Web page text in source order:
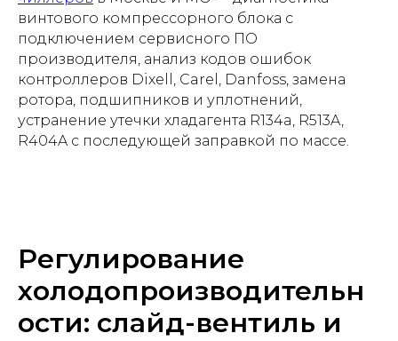
винтового компрессорного блока с
подключением сервисного ПО
производителя, анализ кодов ошибок
контроллеров Dixell, Carel, Danfoss, замена
ротора, подшипников и уплотнений,
устранение утечки хладагента R134a, R513A,
R404A с последующей заправкой по массе.
Регулирование
холодопроизводительн
ости: слайд-вентиль и